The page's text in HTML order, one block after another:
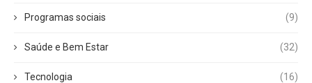
Programas sociais (9)
Saúde e Bem Estar (32)
Tecnologia (16)